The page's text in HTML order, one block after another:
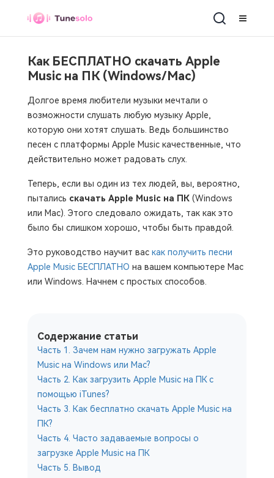
Как БЕСПЛАТНО скачать Apple
Music на ПК (Windows/Mac)
Долгое время любители музыки мечтали о
возможности слушать любую музыку Apple,
которую они хотят слушать. Ведь большинство
песен с платформы Apple Music качественные, что
действительно может радовать слух.
Теперь, если вы один из тех людей, вы, вероятно,
пытались скачать Apple Music на ПК(Windows
или Mac). Этого следовало ожидать, так как это
было бы слишком хорошо, чтобы быть правдой.
Это руководство научит вас как получить песни
Apple Music БЕСПЛАТНО на вашем компьютере Mac
или Windows. Начнем с простых способов.
Содержание статьи
Часть 1. Зачем нам нужно загружать Apple
Music на Windows или Mac?
Часть 2. Как загрузить Apple Music на ПК с
помощью iTunes?
Часть 3. Как бесплатно скачать Apple Music на
ПК?
Часть 4. Часто задаваемые вопросы о
загрузке Apple Music на ПК
Часть 5. Вывод